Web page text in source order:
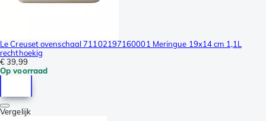
Le Creuset ovenschaal 71102197160001 Meringue 19x14 cm 1,1L
rechthoekig
€ 39,99
Op voorraad
Vergelijk